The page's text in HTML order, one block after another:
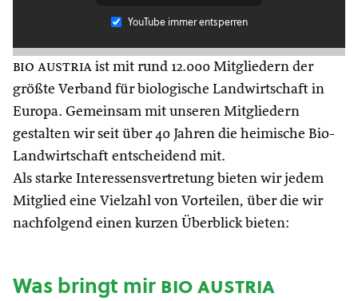
YouTube immer entsperren
bio austria ist mit rund 12.000 Mitgliedern der
größte Verband für biologische Landwirtschaft in
Europa. Gemeinsam mit unseren Mitgliedern
gestalten wir seit über 40 Jahren die heimische Bio-
Landwirtschaft entscheidend mit.
Als starke Interessensvertretung bieten wir jedem
Mitglied eine Vielzahl von Vorteilen, über die wir
nachfolgend einen kurzen Überblick bieten:
Was bringt mirbio austria